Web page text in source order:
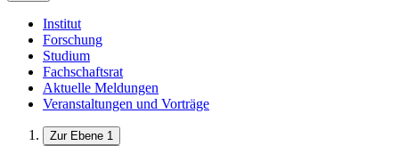
Institut
Forschung
Studium
Fachschaftsrat
Aktuelle Meldungen
Veranstaltungen und Vorträge
Zur Ebene 1